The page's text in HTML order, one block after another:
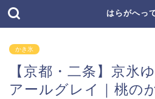
はらがへっ
かき氷
【京都・二条】京氷
アールグレイ｜桃の